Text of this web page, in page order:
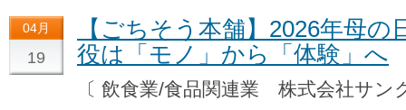
04月
19
【ごちそう本舗】2026年母
役は「モノ」から「体験」へ
〔 飲食業/食品関連業 株式会社サ